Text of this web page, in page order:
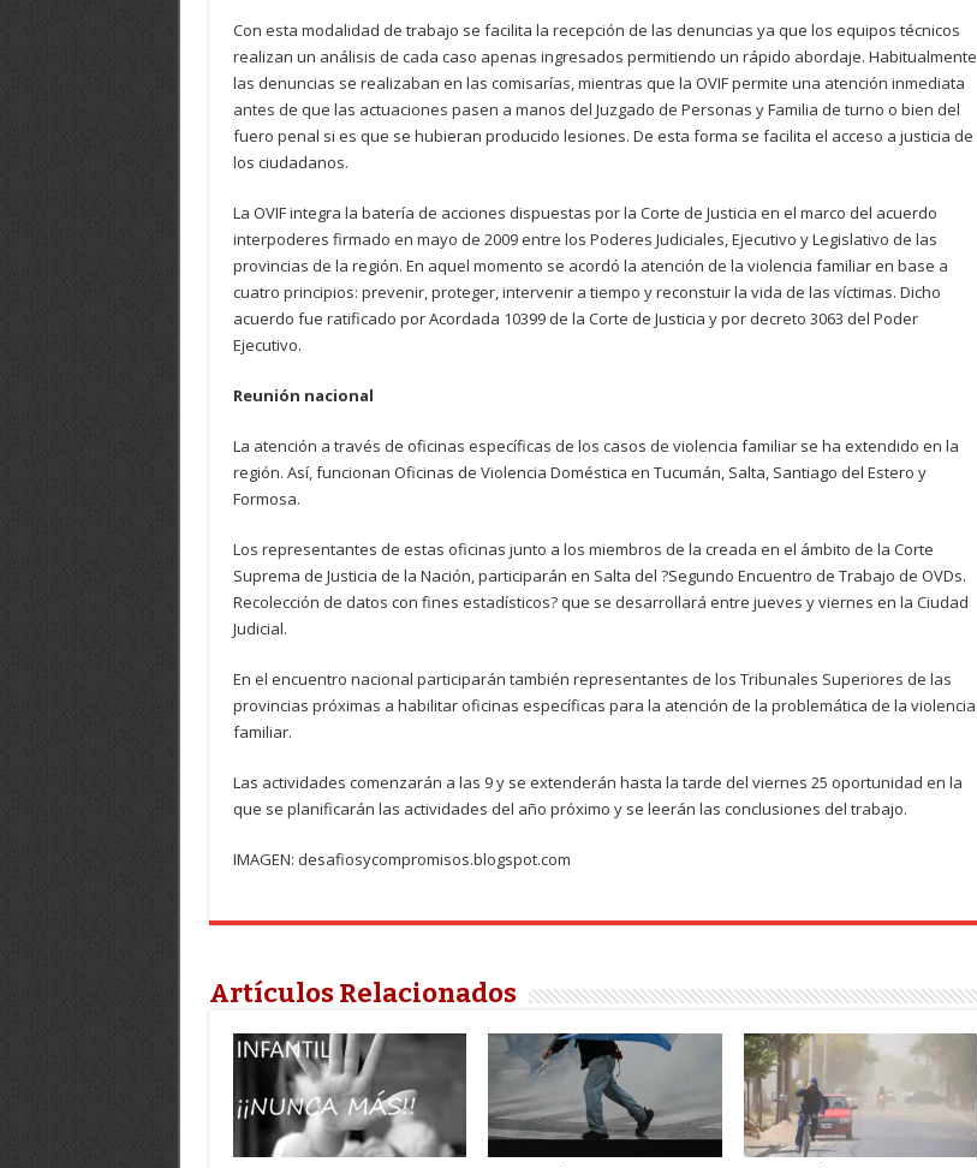
Con esta modalidad de trabajo se facilita la recepción de las denuncias ya que los equipos técnicos
realizan un análisis de cada caso apenas ingresados permitiendo un rápido abordaje. Habitualmente
las denuncias se realizaban en las comisarías, mientras que la OVIF permite una atención inmediata
antes de que las actuaciones pasen a manos del Juzgado de Personas y Familia de turno o bien del
fuero penal si es que se hubieran producido lesiones. De esta forma se facilita el acceso a justicia de
los ciudadanos.
La OVIF integra la batería de acciones dispuestas por la Corte de Justicia en el marco del acuerdo
interpoderes firmado en mayo de 2009 entre los Poderes Judiciales, Ejecutivo y Legislativo de las
provincias de la región. En aquel momento se acordó la atención de la violencia familiar en base a
cuatro principios: prevenir, proteger, intervenir a tiempo y reconstuir la vida de las víctimas. Dicho
acuerdo fue ratificado por Acordada 10399 de la Corte de Justicia y por decreto 3063 del Poder
Ejecutivo.
Reunión nacional
La atención a través de oficinas específicas de los casos de violencia familiar se ha extendido en la
región. Así, funcionan Oficinas de Violencia Doméstica en Tucumán, Salta, Santiago del Estero y
Formosa.
Los representantes de estas oficinas junto a los miembros de la creada en el ámbito de la Corte
Suprema de Justicia de la Nación, participarán en Salta del ?Segundo Encuentro de Trabajo de OVDs.
Recolección de datos con fines estadísticos? que se desarrollará entre jueves y viernes en la Ciudad
Judicial.
En el encuentro nacional participarán también representantes de los Tribunales Superiores de las
provincias próximas a habilitar oficinas específicas para la atención de la problemática de la violencia
familiar.
Las actividades comenzarán a las 9 y se extenderán hasta la tarde del viernes 25 oportunidad en la
que se planificarán las actividades del año próximo y se leerán las conclusiones del trabajo.
IMAGEN: desafiosycompromisos.blogspot.com
Artículos Relacionados